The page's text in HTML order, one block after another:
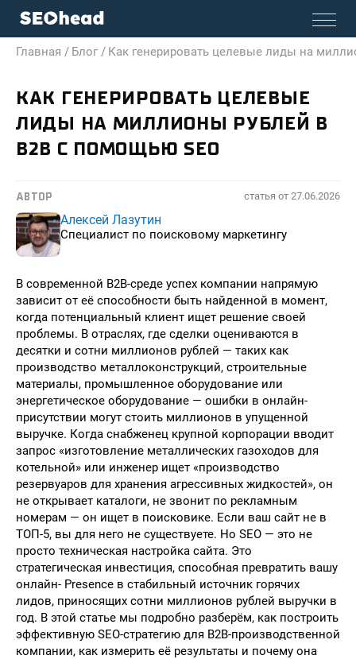
Главная / Блог / Как генерировать целевые лиды на
КАК ГЕНЕРИРОВАТЬ ЦЕЛЕВЫЕ
ЛИДЫ НА МИЛЛИОНЫ РУБЛЕЙ В
B2B С ПОМОЩЬЮ SEO
АВТОР статья от 27.06.2026
Алексей Лазутин
Специалист по поисковому маркетингу
В современной B2B-среде успех компании напрямую
зависит от её способности быть найденной в момент,
когда потенциальный клиент ищет решение своей
проблемы. В отраслях, где сделки оцениваются в
десятки и сотни миллионов рублей — таких как
производство металлоконструкций, строительные
материалы, промышленное оборудование или
энергетическое оборудование — ошибки в онлайн-
присутствии могут стоить миллионов в упущенной
выручке. Когда снабженец крупной корпорации вводит
запрос «изготовление металлических газоходов для
котельной» или инженер ищет «производство
резервуаров для хранения агрессивных жидкостей», он
не открывает каталоги, не звонит по рекламным
номерам — он ищет в поисковике. Если ваш сайт не в
ТОП-5, вы для него не существуете. Но SEO — это не
просто техническая настройка сайта. Это
стратегическая инвестиция, способная превратить вашу
онлайн- Presence в стабильный источник горячих
лидов, приносящих сотни миллионов рублей выручки в
год. В этой статье мы подробно разберём, как построить
эффективную SEO-стратегию для B2B-производственной
компании, как измерить её результаты и почему она